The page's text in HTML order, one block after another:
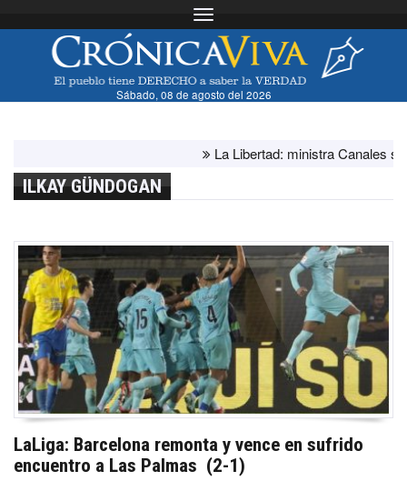
Toggle navigation
Sábado, 08 de agosto del 2026
La Libertad: ministra Canales
ILKAY GÜNDOGAN
LaLiga: Barcelona remonta y vence en sufrido
encuentro a Las Palmas (2-1)